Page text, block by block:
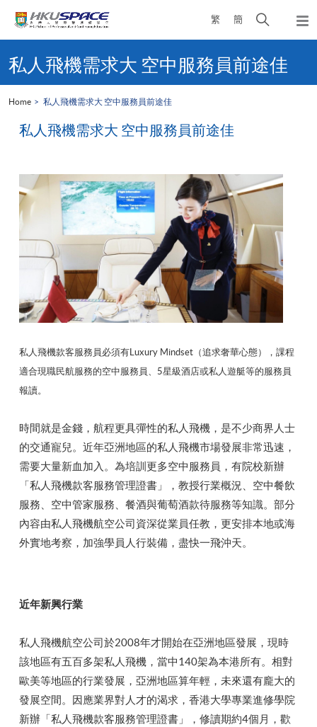
繁 簡
Open
search
panel
content
start私人飛機需求大 空中服務員前途佳
Home 私人飛機需求大 空中服務員前途佳
私人飛機需求大 空中服務員前途佳
私人飛機款客服務員必須有Luxury Mindset（追求奢華心態），課程
適合現職民航服務的空中服務員、5星級酒店或私人遊艇等的服務員
報讀。
時間就是金錢，航程更具彈性的私人飛機，是不少商界人士
的交通寵兒。近年亞洲地區的私人飛機市場發展非常迅速，
需要大量新血加入。為培訓更多空中服務員，有院校新辦
「私人飛機款客服務管理證書」，教授行業概況、空中餐飲
服務、空中管家服務、餐酒與葡萄酒款待服務等知識。部分
內容由私人飛機航空公司資深從業員任教，更安排本地或海
外實地考察，加強學員人行裝備，盡快一飛沖天。
近年新興行業
私人飛機航空公司於2008年才開始在亞洲地區發展，現時
該地區有五百多架私人飛機，當中140架為本港所有。相對
歐美等地區的行業發展，亞洲地區算年輕，未來還有龐大的
發展空間。因應業界對人才的渴求，香港大學專業進修學院
新辦「私人飛機款客服務管理證書」，修讀期約4個月，歡